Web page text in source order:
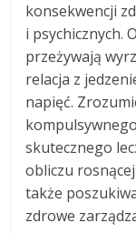
konsekwencji
i psychicznych.
przeżywają
relacja z
napięć.
skutecznego
obliczu
także
zdrowe